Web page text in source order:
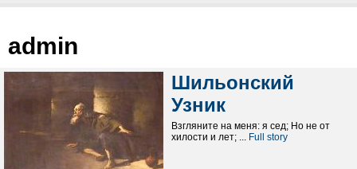
admin
Шильонский
Узник
Взгляните на меня: я сед; Но не от
хилости и лет; ... Full story